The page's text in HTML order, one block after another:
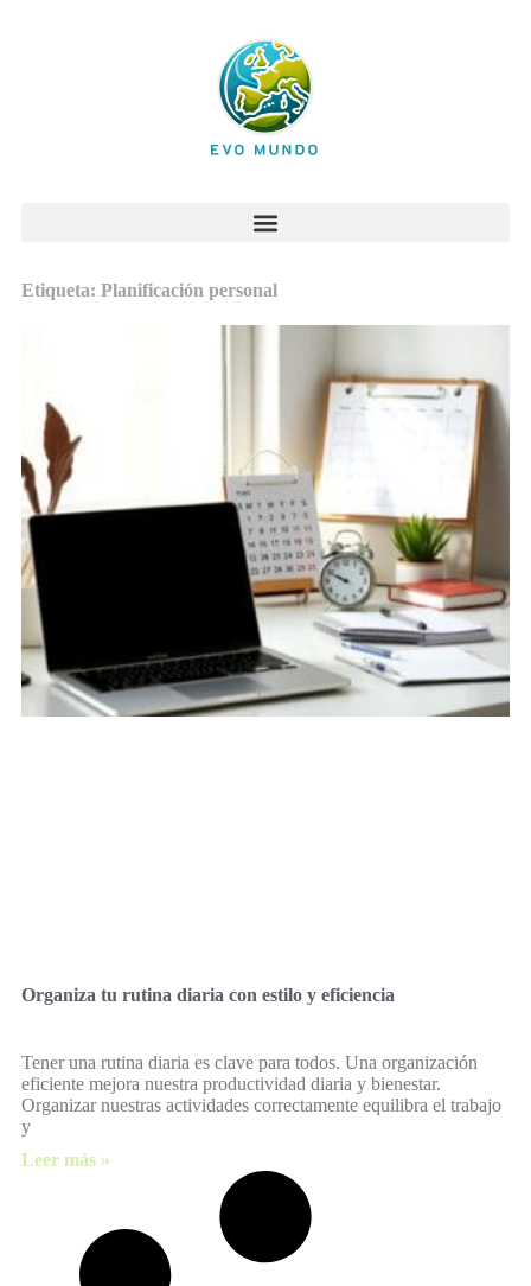
Etiqueta: Planificación personal
Organiza tu rutina diaria con estilo y eficiencia
Tener una rutina diaria es clave para todos. Una organización
eficiente mejora nuestra productividad diaria y bienestar.
Organizar nuestras actividades correctamente equilibra el trabajo
y
Leer más »